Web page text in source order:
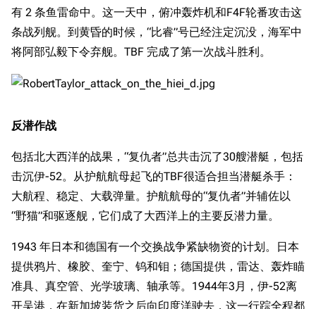
有 2 条鱼雷命中。这一天中，俯冲轰炸机和F4F轮番攻击这
条战列舰。到黄昏的时候，“比睿”号已经注定沉没，海军中
将阿部弘毅下令弃舰。TBF 完成了第一次战斗胜利。
反潜作战
包括北大西洋的战果，“复仇者”总共击沉了30艘潜艇，包括
击沉伊-52。从护航航母起飞的TBF很适合担当潜艇杀手：
大航程、稳定、大载弹量。护航航母的“复仇者”并辅佐以
“野猫”和驱逐舰，它们成了大西洋上的主要反潜力量。
1943 年日本和德国有一个交换战争紧缺物资的计划。日本
提供鸦片、橡胶、奎宁、钨和钼；德国提供，雷达、轰炸瞄
准具、真空管、光学玻璃、轴承等。1944年3月，伊-52离
开吴港，在新加坡装货之后向印度洋驶去，这一行踪全程都